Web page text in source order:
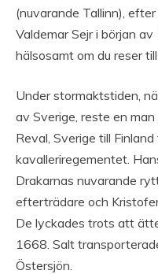
(nuvarande Tallinn),
Valdemar Sejr i början
hälsosamt om du reser
Under stormaktstiden,
av Sverige, reste en
Reval, Sverige till
kavalleriregementet.
Drakarnas nuvarande
efterträdare och
De lyckades trots att
1668. Salt
Östersjön.